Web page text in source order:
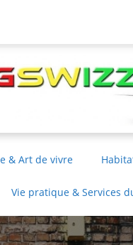
& Art de vivre
Vie pratique & Services